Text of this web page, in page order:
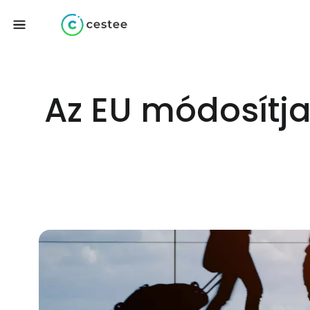
Az EU